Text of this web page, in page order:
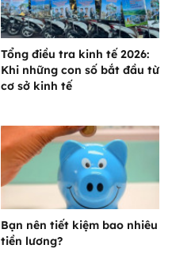
Tổng điều tra kinh tế 2026:
Khi những con số bắt đầu từ
cơ sở kinh tế
Bạn nên tiết kiệm bao nhiêu
tiền lương?